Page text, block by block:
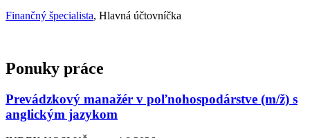
Finančný špecialista, Hlavná účtovníčka
Ponuky práce
Prevádzkový manažér v poľnohospodárstve (m/ž) s
anglickým jazykom